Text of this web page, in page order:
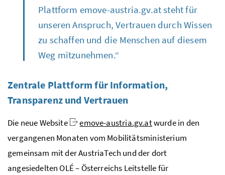
Plattform emove-austria.gv.at steht für
unseren Anspruch, Vertrauen durch Wissen
zu schaffen und die Menschen auf diesem
Weg mitzunehmen.“
Zentrale Plattform für Information,
Transparenz und Vertrauen
Die neueWebsite emove-austria.gv.atwurde in den
vergangenen Monaten vom Mobilitätsministerium
gemeinsam mit der AustriaTech und der dort
angesiedelten OLÉ – Österreichs Leitstelle für